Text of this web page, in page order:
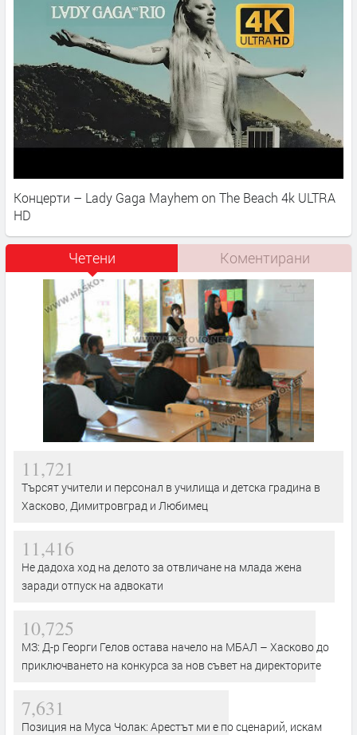
Концерти – Lady Gaga Mayhem on The Beach 4k ULTRA
HD
Четени Коментирани
11,721
Търсят учители и персонал в училища и детска градина в
Хасково, Димитровград и Любимец
11,416
Не дадоха ход на делото за отвличане на млада жена
заради отпуск на адвокати
10,725
МЗ: Д-р Георги Гелов остава начело на МБАЛ – Хасково до
приключването на конкурса за нов съвет на директорите
7,631
Позиция на Муса Чолак: Арестът ми е по сценарий, искам